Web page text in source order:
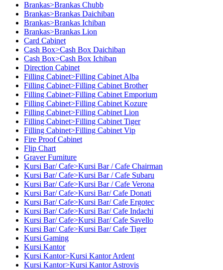
Brankas>Brankas Chubb
Brankas>Brankas Daichiban
Brankas>Brankas Ichiban
Brankas>Brankas Lion
Card Cabinet
Cash Box>Cash Box Daichiban
Cash Box>Cash Box Ichiban
Direction Cabinet
Filling Cabinet>Filling Cabinet Alba
Filling Cabinet>Filling Cabinet Brother
Filling Cabinet>Filling Cabinet Emporium
Filling Cabinet>Filling Cabinet Kozure
Filling Cabinet>Filling Cabinet Lion
Filling Cabinet>Filling Cabinet Tiger
Filling Cabinet>Filling Cabinet Vip
Fire Proof Cabinet
Flip Chart
Graver Furniture
Kursi Bar/ Cafe>Kursi Bar / Cafe Chairman
Kursi Bar/ Cafe>Kursi Bar / Cafe Subaru
Kursi Bar/ Cafe>Kursi Bar / Cafe Verona
Kursi Bar/ Cafe>Kursi Bar/ Cafe Donati
Kursi Bar/ Cafe>Kursi Bar/ Cafe Ergotec
Kursi Bar/ Cafe>Kursi Bar/ Cafe Indachi
Kursi Bar/ Cafe>Kursi Bar/ Cafe Savello
Kursi Bar/ Cafe>Kursi Bar/ Cafe Tiger
Kursi Gaming
Kursi Kantor
Kursi Kantor>Kursi Kantor Ardent
Kursi Kantor>Kursi Kantor Astrovis